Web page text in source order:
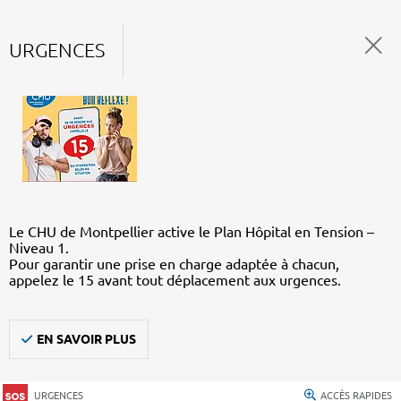
URGENCES
Le CHU de Montpellier active le Plan Hôpital en Tension –
Niveau 1.
Pour garantir une prise en charge adaptée à chacun,
appelez le 15 avant tout déplacement aux urgences.
EN SAVOIR PLUS
URGENCES ACCÈS RAPIDES